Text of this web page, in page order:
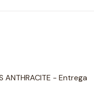
ANTHRACITE - Entrega